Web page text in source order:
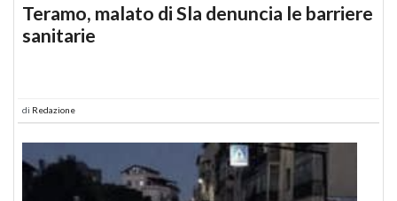
Teramo, malato di Sla denuncia le barriere
sanitarie
di Redazione